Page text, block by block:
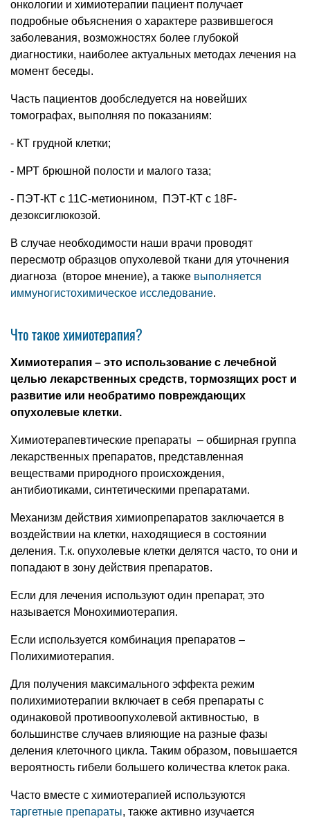
онкологии и химиотерапии пациент получает
подробные объяснения о характере развившегося
заболевания, возможностях более глубокой
диагностики, наиболее актуальных методах лечения на
момент беседы.
Часть пациентов дообследуется на новейших
томографах, выполняя по показаниям:
- КТ грудной клетки;
- МРТ брюшной полости и малого таза;
- ПЭТ-КТ с 11С-метионином, ПЭТ-КТ с 18F-
дезоксиглюкозой.
В случае необходимости наши врачи проводят
пересмотр образцов опухолевой ткани для уточнения
диагноза (второе мнение), а также выполняется
иммуногистохимическое исследование.
Что такое химиотерапия?
Химиотерапия – это использование с лечебной
целью лекарственных средств, тормозящих рост и
развитие или необратимо повреждающих
опухолевые клетки.
Химиотерапевтические препараты – обширная группа
лекарственных препаратов, представленная
веществами природного происхождения,
антибиотиками, синтетическими препаратами.
Механизм действия химиопрепаратов заключается в
воздействии на клетки, находящиеся в состоянии
деления. Т.к. опухолевые клетки делятся часто, то они и
попадают в зону действия препаратов.
Если для лечения используют один препарат, это
называется Монохимиотерапия.
Если используется комбинация препаратов –
Полихимиотерапия.
Для получения максимального эффекта режим
полихимиотерапии включает в себя препараты с
одинаковой противоопухолевой активностью, в
большинстве случаев влияющие на разные фазы
деления клеточного цикла. Таким образом, повышается
вероятность гибели большего количества клеток рака.
Часто вместе с химиотерапией используются
таргетные препараты, также активно изучается